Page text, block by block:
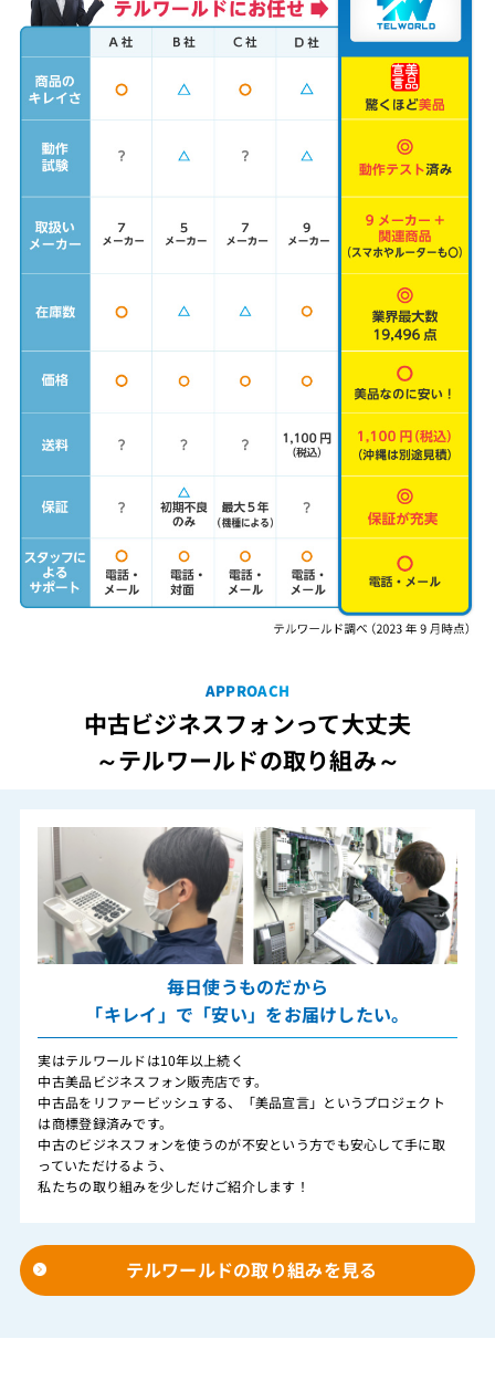
APPROACH
中古ビジネスフォンって大丈夫
～テルワールドの取り組み～
毎日使うものだから
「キレイ」で「安い」をお届けしたい。
実はテルワールドは10年以上続く
中古美品ビジネスフォン販売店です。
中古品をリファービッシュする、「美品宣言」というプロジェクト
は商標登録済みです。
中古のビジネスフォンを使うのが不安という方でも安心して手に取
っていただけるよう、
私たちの取り組みを少しだけご紹介します！
テルワールドの取り組みを見る